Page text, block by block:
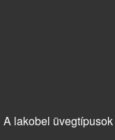
A lakobel